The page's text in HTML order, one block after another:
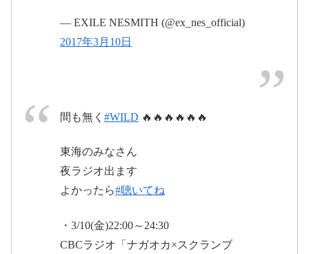
#ブース時間
11日
pic.twitter.com/UJ7iVb4oLV
12日
2017年3
年3月10日
— EXILE NESMITH (@ex_nes_official)
2017年3月10日
間も無く #WILD 🔥🔥🔥🔥🔥🔥
東海のみなさん
夜ラジオ出ます
よかったら#聴いてね
・3/10(金)22:00～24:30
CBCラジオ「ナガオカ×スクランブ